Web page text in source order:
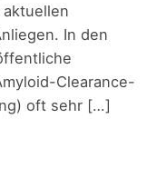
In den
Clearance-
oft sehr […]